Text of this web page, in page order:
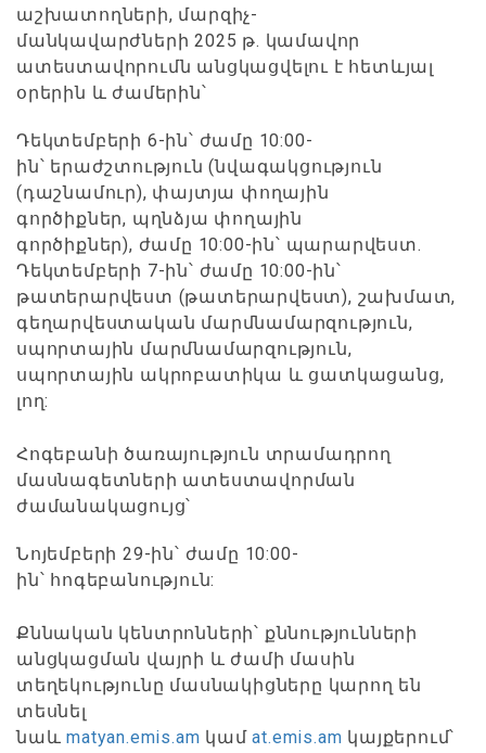
աշխատողների, մարզիչ-
մանկավարժների 2025 թ. կամավոր
ատեստավորումն անցկացվելու է հետևյալ
օրերին և ժամերին՝
Դեկտեմբերի 6-ին՝ ժամը 10:00-
ին՝ երաժշտություն (նվագակցություն
(դաշնամուր), փայտյա փողային
գործիքներ, պղնձյա փողային
գործիքներ), ժամը 10:00-ին՝ պարարվեստ.
Դեկտեմբերի 7-ին՝ ժամը 10:00-ին՝
թատերարվեստ (թատերարվեստ), շախմատ,
գեղարվեստական մարմնամարզություն,
սպորտային մարմնամարզություն,
սպորտային ակրոբատիկա և ցատկացանց,
լող:
Հոգեբանի ծառայություն տրամադրող
մասնագետների ատեստավորման
ժամանակացույց՝
Նոյեմբերի 29-ին՝ ժամը 10:00-
ին՝ հոգեբանություն:
Քննական կենտրոնների՝ քննությունների
անցկացման վայրի և ժամի մասին
տեղեկությունը մասնակիցները կարող են
տեսնել
նաևmatyan.emis.am կամat.emis.am կայքերում՝